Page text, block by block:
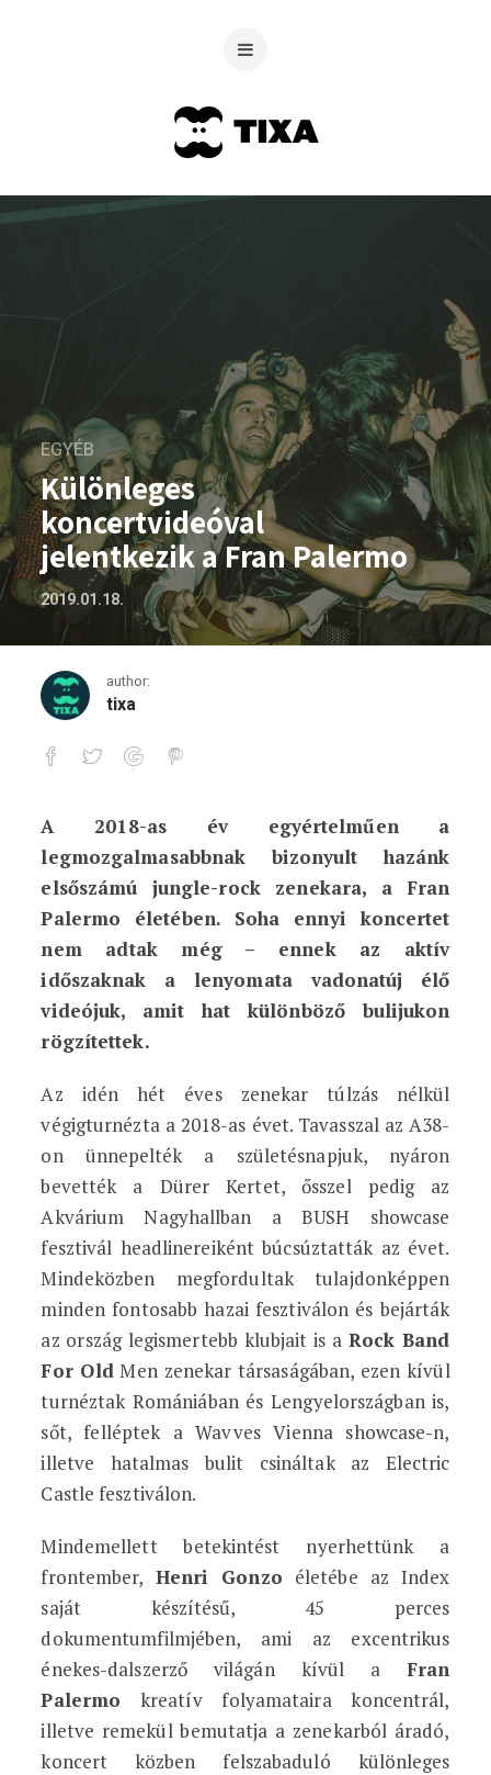
EGYÉB
Különleges
koncertvideóval
jelentkezik a Fran Palermo
2019.01.18.
author:
tixa
Különleges koncertvideóval
A 2018-as év egyértelműen a
legmozgalmasabbnak bizonyult hazánk
elsőszámú jungle-rock zenekara, a Fran
Palermo életében. Soha ennyi koncertet
nem adtak még – ennek az aktív
időszaknak a lenyomata vadonatúj élő
videójuk, amit hat különböző bulijukon
rögzítettek.
Az idén hét éves zenekar túlzás nélkül
végigturnézta a 2018-as évet. Tavasszal az A38-
on ünnepelték a születésnapjuk, nyáron
bevették a Dürer Kertet, ősszel pedig az
Akvárium Nagyhallban a BUSH showcase
fesztivál headlinereiként búcsúztatták az évet.
Mindeközben megfordultak tulajdonképpen
minden fontosabb hazai fesztiválon és bejárták
az ország legismertebb klubjait is aRock Band
For OldMen zenekar társaságában, ezen kívül
turnéztak Romániában és Lengyelországban is,
sőt, felléptek a Wavves Vienna showcase-n,
illetve hatalmas bulit csináltak az Electric
Castle fesztiválon.
Mindemellett betekintést nyerhettünk a
frontember, Henri Gonzo életébe az Index
saját készítésű, 45 perces
dokumentumfilmjében, ami az excentrikus
énekes-dalszerző világán kívül aFran
Palermo kreatív folyamataira koncentrál,
illetve remekül bemutatja a zenekarból áradó,
koncert közben felszabaduló különleges